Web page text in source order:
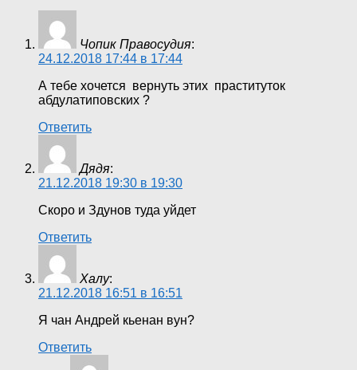
Чопик Правосудия:
24.12.2018 17:44 в 17:44
А тебе хочется вернуть этих праституток
абдулатиповских ?
Ответить
Дядя:
21.12.2018 19:30 в 19:30
Скоро и Здунов туда уйдет
Ответить
Халу:
21.12.2018 16:51 в 16:51
Я чан Андрей кьенан вун?
Ответить